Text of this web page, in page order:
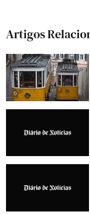
Artigos